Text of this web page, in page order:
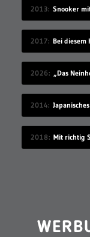
2013 Snooker
2017
2026 „Das
2014
2018